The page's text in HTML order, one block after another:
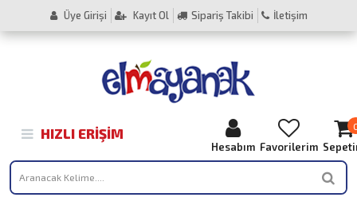
Üye Girişi Kayıt Ol Sipariş Takibi İletişim
HIZLI ERIŞIM
Hesabım Favorilerim